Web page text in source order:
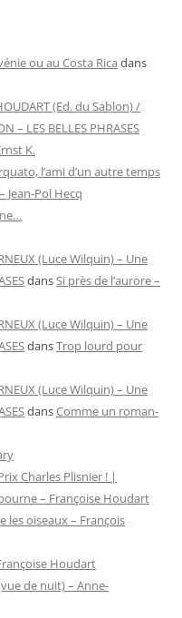
ou au Costa Rica dans
(Ed. du Sablon) /
– LES BELLES PHRASES
K.
l’ami d’un autre temps
Jean-Pol Hecq
(Luce Wilquin) – Une
dansSi près de l’aurore –
(Luce Wilquin) – Une
dansTrop lourd pour
(Luce Wilquin) – Une
dansComme un roman-
Charles Plisnier ! |
– Françoise Houdart
les oiseaux – François
Houdart
de nuit) – Anne-